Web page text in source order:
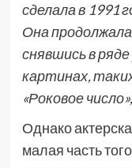
сделала в 1991
Она
снявшись в
картинах,
«Роковое
Однако
малая часть